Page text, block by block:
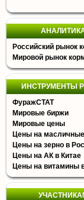
Российский рынок
Мировой рынок
ИНСТРУМЕНТЫ
ФуражСТАТ
Мировые биржи
Мировые цены
Цены на масличные
Цены на зерно в
Цены на АК в Китае
Цены на витамины